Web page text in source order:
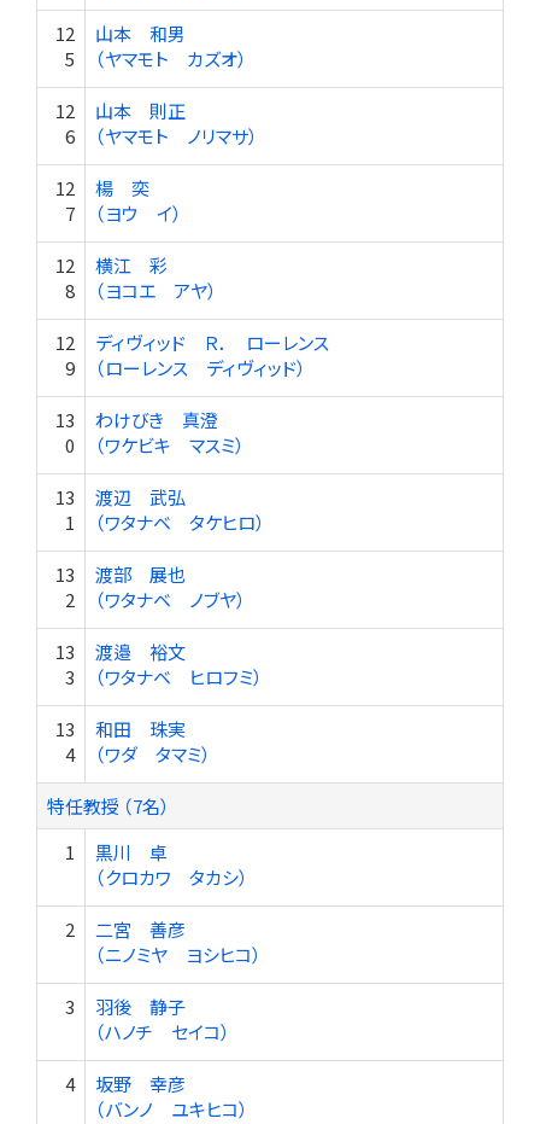
12
5
山本 和男
（ヤマモト カズオ）
12
6
山本 則正
（ヤマモト ノリマサ）
12
7
楊 奕
（ヨウ イ）
12
8
横江 彩
（ヨコエ アヤ）
12
9
ディヴィッド Ｒ． ローレンス
（ローレンス ディヴィッド）
13
0
わけびき 真澄
（ワケビキ マスミ）
13
1
渡辺 武弘
（ワタナベ タケヒロ）
13
2
渡部 展也
（ワタナベ ノブヤ）
13
3
渡邉 裕文
（ワタナベ ヒロフミ）
13
4
和田 珠実
（ワダ タマミ）
特任教授 （7名）
1
黒川 卓
（クロカワ タカシ）
2
二宮 善彦
（ニノミヤ ヨシヒコ）
3
羽後 静子
（ハノチ セイコ）
4
坂野 幸彦
（バンノ ユキヒコ）